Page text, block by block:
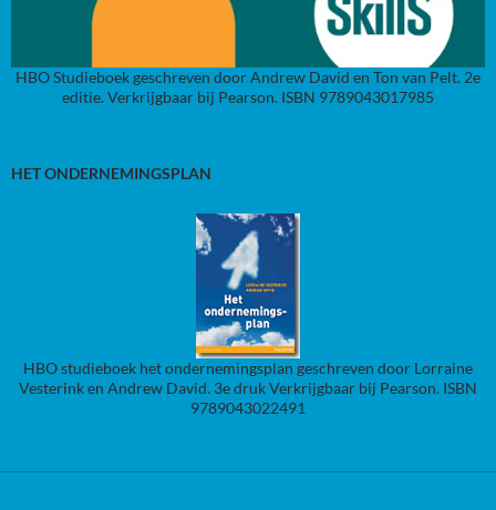
HBO Studieboek geschreven door Andrew David en Ton van Pelt. 2e
editie. Verkrijgbaar bij Pearson. ISBN 9789043017985
HET ONDERNEMINGSPLAN
HBO studieboek het ondernemingsplan geschreven door Lorraine
Vesterink en Andrew David. 3e druk Verkrijgbaar bij Pearson. ISBN
9789043022491